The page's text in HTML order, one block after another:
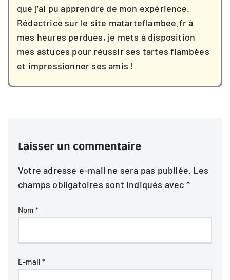
que j’ai pu apprendre de mon expérience.
Rédactrice sur le site matarteflambee.fr à
mes heures perdues, je mets à disposition
mes astuces pour réussir ses tartes flambées
et impressionner ses amis !
Laisser un commentaire
Votre adresse e-mail ne sera pas publiée. Les
champs obligatoires sont indiqués avec *
Nom *
E-mail*